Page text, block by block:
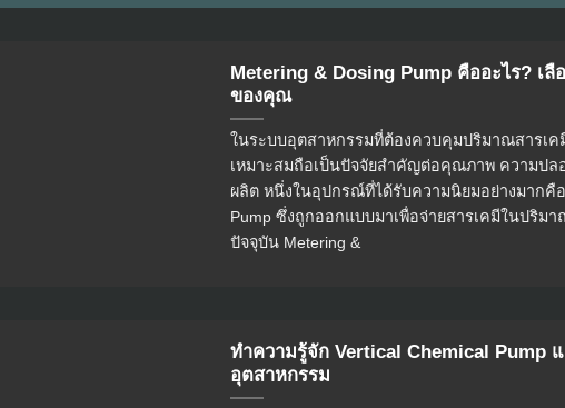
Metering & Dosing Pump คืออะไร? เลื
ของคุณ
ในระบบอุตสาหกรรมที่ต้องควบคุมปริมาณสารเ
เหมาะสมถือเป็นปัจจัยสำคัญต่อคุณภาพ ความปล
ผลิต หนึ่งในอุปกรณ์ที่ได้รับความนิยมอย่างมากคือ
Pump ซึ่งถูกออกแบบมาเพื่อจ่ายสารเคมีในปริม
ปัจจุบัน Metering &
ทำความรู้จัก Vertical Chemical Pump
อุตสาหกรรม